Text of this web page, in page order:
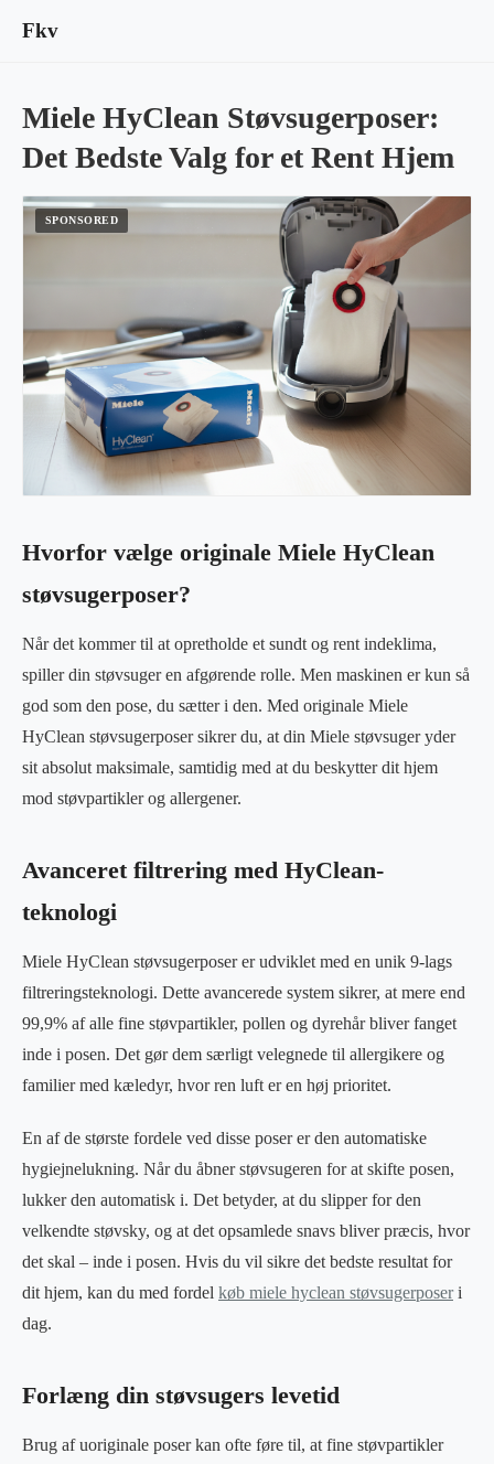
Fkv
Miele HyClean Støvsugerposer:
Det Bedste Valg for et Rent Hjem
Hvorfor vælge originale Miele HyClean
støvsugerposer?
Når det kommer til at opretholde et sundt og rent indeklima,
spiller din støvsuger en afgørende rolle. Men maskinen er kun så
god som den pose, du sætter i den. Med originale Miele
HyClean støvsugerposer sikrer du, at din Miele støvsuger yder
sit absolut maksimale, samtidig med at du beskytter dit hjem
mod støvpartikler og allergener.
Avanceret filtrering med HyClean-
teknologi
Miele HyClean støvsugerposer er udviklet med en unik 9-lags
filtreringsteknologi. Dette avancerede system sikrer, at mere end
99,9% af alle fine støvpartikler, pollen og dyrehår bliver fanget
inde i posen. Det gør dem særligt velegnede til allergikere og
familier med kæledyr, hvor ren luft er en høj prioritet.
En af de største fordele ved disse poser er den automatiske
hygiejnelukning. Når du åbner støvsugeren for at skifte posen,
lukker den automatisk i. Det betyder, at du slipper for den
velkendte støvsky, og at det opsamlede snavs bliver præcis, hvor
det skal – inde i posen. Hvis du vil sikre det bedste resultat for
dit hjem, kan du med fordel køb miele hyclean støvsugerposeri
dag.
Forlæng din støvsugers levetid
Brug af uoriginale poser kan ofte føre til, at fine støvpartikler